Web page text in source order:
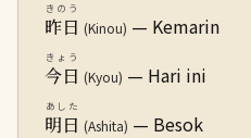
昨日
きのう
(Kinou) — Kemarin
今日
きょう
(Kyou) — Hari ini
明日
あした
(Ashita) — Besok